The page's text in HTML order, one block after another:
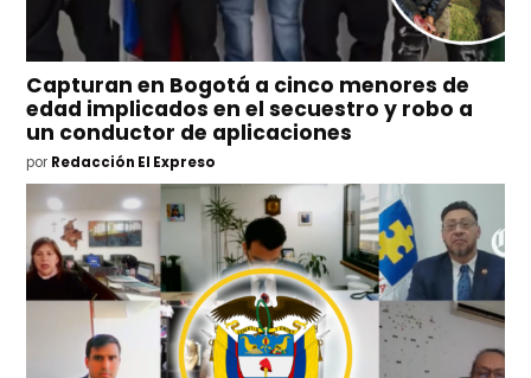
Capturan en Bogotá a cinco menores de
edad implicados en el secuestro y robo a
un conductor de aplicaciones
por Redacción El Expreso